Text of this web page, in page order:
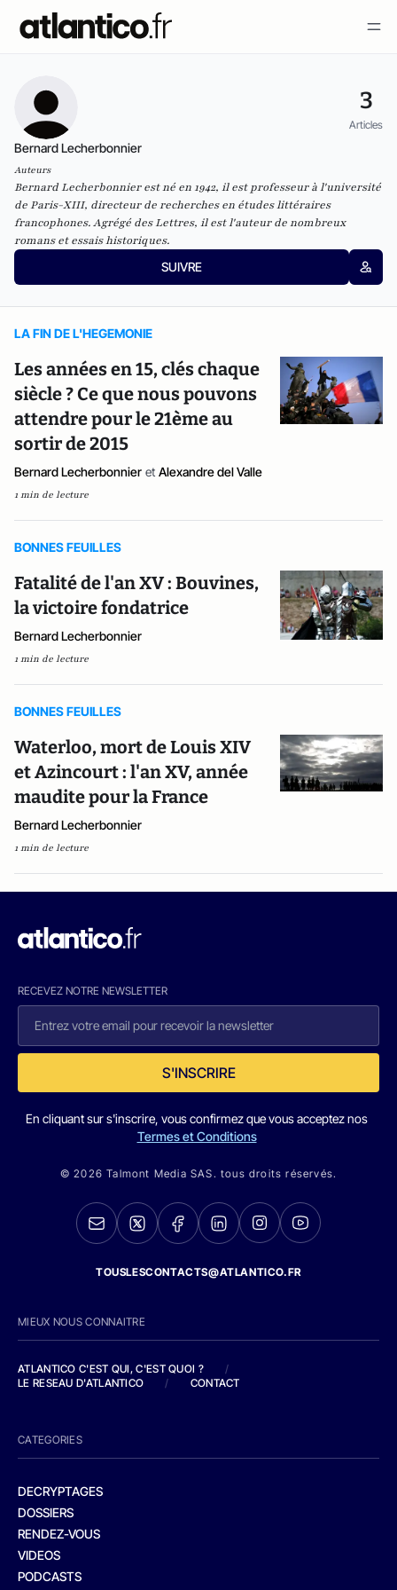
3
Articles
Bernard Lecherbonnier
Auteurs
Bernard Lecherbonnier est né en 1942, il est professeur à l'université
de Paris-XIII, directeur de recherches en études littéraires
francophones. Agrégé des Lettres, il est l'auteur de nombreux
romans et essais historiques.
SUIVRE
LA FIN DE L'HEGEMONIE
Les années en 15, clés chaque
siècle ? Ce que nous pouvons
attendre pour le 21ème au
sortir de 2015
Bernard Lecherbonnier et Alexandre del Valle
1 min de lecture
BONNES FEUILLES
Fatalité de l'an XV : Bouvines,
la victoire fondatrice
Bernard Lecherbonnier
1 min de lecture
BONNES FEUILLES
Waterloo, mort de Louis XIV
et Azincourt : l'an XV, année
maudite pour la France
Bernard Lecherbonnier
1 min de lecture
RECEVEZ NOTRE NEWSLETTER
S'INSCRIRE
En cliquant sur s'inscrire, vous confirmez que vous acceptez nos
Termes et Conditions
© 2026 Talmont Media SAS. tous droits réservés.
TOUSLESCONTACTS@ATLANTICO.FR
MIEUX NOUS CONNAITRE
ATLANTICO C'EST QUI, C'EST QUOI ?
/
LE RESEAU D'ATLANTICO
/ CONTACT
CATEGORIES
DECRYPTAGES
DOSSIERS
RENDEZ-VOUS
VIDEOS
PODCASTS